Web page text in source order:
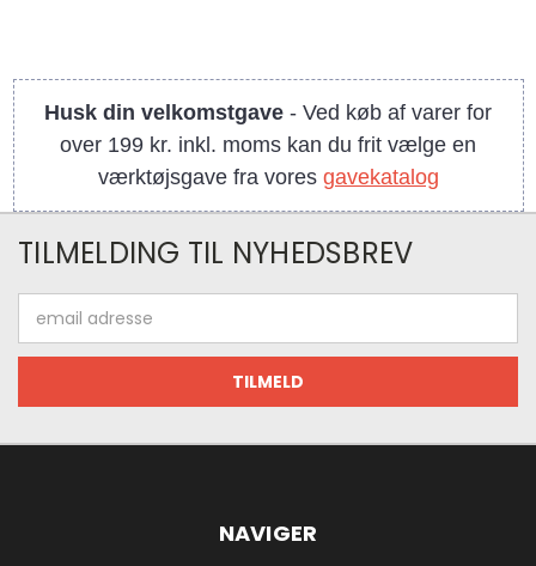
Husk din velkomstgave - Ved køb af varer for
over 199 kr. inkl. moms kan du frit vælge en
værktøjsgave fra vores gavekatalog
TILMELDING TIL NYHEDSBREV
adresse
NAVIGER